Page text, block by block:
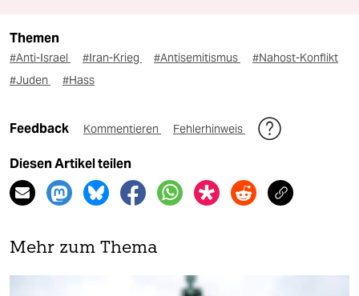
Themen
#Anti-Israel #Iran-Krieg #Antisemitismus
#Nahost-Konflikt
#Juden
#Hass
Feedback Kommentieren Fehlerhinweis
Diesen Artikel teilen
Mehr zum Thema